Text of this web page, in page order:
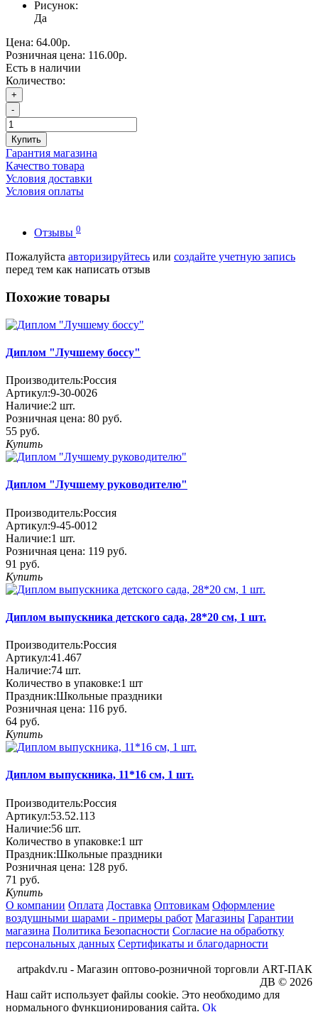
Рисунок:
Да
Цена: 64.00р.
Розничная цена: 116.00р.
Есть в наличии
Количество:
+
-
Купить
Гарантия магазина
Качество товара
Условия доставки
Условия оплаты
Отзывы 0
Пожалуйста авторизируйтесь или создайте учетную запись
перед тем как написать отзыв
Похожие товары
Диплом "Лучшему боссу"
Производитель:Россия
Артикул:9-30-0026
Наличие:2 шт.
Розничная цена: 80 руб.
55 руб.
Купить
Диплом "Лучшему руководителю"
Производитель:Россия
Артикул:9-45-0012
Наличие:1 шт.
Розничная цена: 119 руб.
91 руб.
Купить
Диплом выпускника детского сада, 28*20 см, 1 шт.
Производитель:Россия
Артикул:41.467
Наличие:74 шт.
Количество в упаковке:1 шт
Праздник:Школьные праздники
Розничная цена: 116 руб.
64 руб.
Купить
Диплом выпускника, 11*16 см, 1 шт.
Производитель:Россия
Артикул:53.52.113
Наличие:56 шт.
Количество в упаковке:1 шт
Праздник:Школьные праздники
Розничная цена: 128 руб.
71 руб.
Купить
О компании Оплата Доставка Оптовикам Оформление
воздушными шарами - примеры работ Магазины Гарантии
магазина Политика Безопасности Согласие на обработку
персональных данных Сертификаты и благодарности
artpakdv.ru - Магазин оптово-розничной торговли ART-ПАК
ДВ © 2026
Наш сайт использует файлы cookie. Это необходимо для
нормального функционирования сайта. Ok